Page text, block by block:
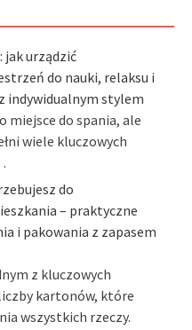
urządzić
do nauki, relaksu i
indywidualnym stylem
do spania, ale
wiele kluczowych
do
– praktyczne
i pakowania z zapasem
z kluczowych
kartonów, które
wszystkich rzeczy.